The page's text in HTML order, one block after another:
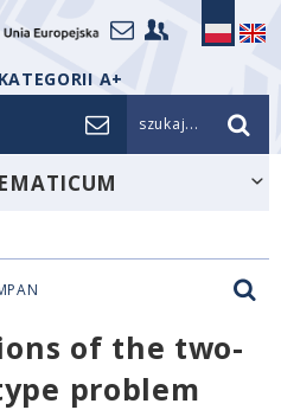
A+
szukaj...
of the two-
problem